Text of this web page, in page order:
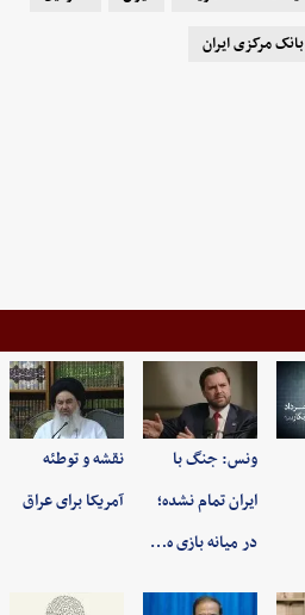
بانک مرکزی ایران
ونس: جنگ با
ایران تمام نشده؛
در میانه بازی ه…
نقشه و توطئه
آمریکا برای عراق